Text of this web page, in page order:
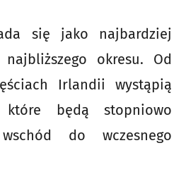
się jako najbardziej
okresu. Od
Irlandii wystąpią
które będą stopniowo
do wczesnego